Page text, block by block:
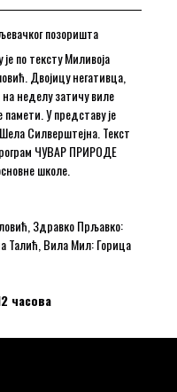
позоришта
по тексту Миливоја
Двојицу негативца,
неделу затичу виле
У представу је
Силверштејна. Текст
ЧУВАР ПРИРОДЕ
школе.
Здравко Прљавко:
Талић, Вила Мил: Горица
часова